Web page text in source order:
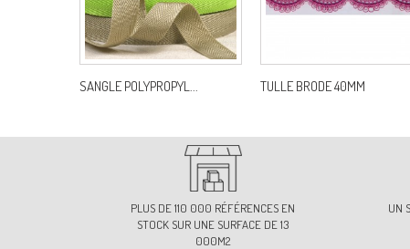
SANGLE POLYPROPYL... TULLE BRODE 40MM
PLUS DE 110 000 RÉFÉRENCES EN
STOCK SUR UNE SURFACE DE 13
000M2
UN